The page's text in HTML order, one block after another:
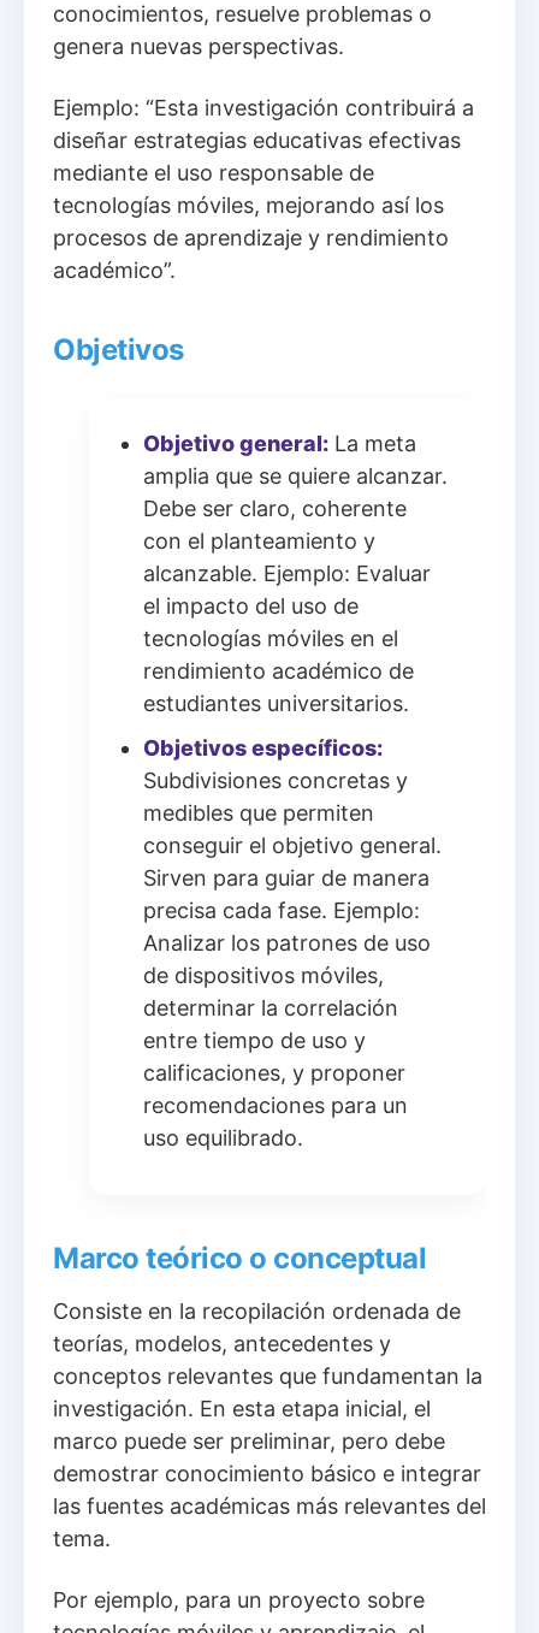
conocimientos, resuelve problemas o
genera nuevas perspectivas.
Ejemplo: “Esta investigación contribuirá a
diseñar estrategias educativas efectivas
mediante el uso responsable de
tecnologías móviles, mejorando así los
procesos de aprendizaje y rendimiento
académico”.
Objetivos
Objetivo general: La meta
amplia que se quiere alcanzar.
Debe ser claro, coherente
con el planteamiento y
alcanzable. Ejemplo: Evaluar
el impacto del uso de
tecnologías móviles en el
rendimiento académico de
estudiantes universitarios.
Objetivos específicos:
Subdivisiones concretas y
medibles que permiten
conseguir el objetivo general.
Sirven para guiar de manera
precisa cada fase. Ejemplo:
Analizar los patrones de uso
de dispositivos móviles,
determinar la correlación
entre tiempo de uso y
calificaciones, y proponer
recomendaciones para un
uso equilibrado.
Marco teórico o conceptual
Consiste en la recopilación ordenada de
teorías, modelos, antecedentes y
conceptos relevantes que fundamentan la
investigación. En esta etapa inicial, el
marco puede ser preliminar, pero debe
demostrar conocimiento básico e integrar
las fuentes académicas más relevantes del
tema.
Por ejemplo, para un proyecto sobre